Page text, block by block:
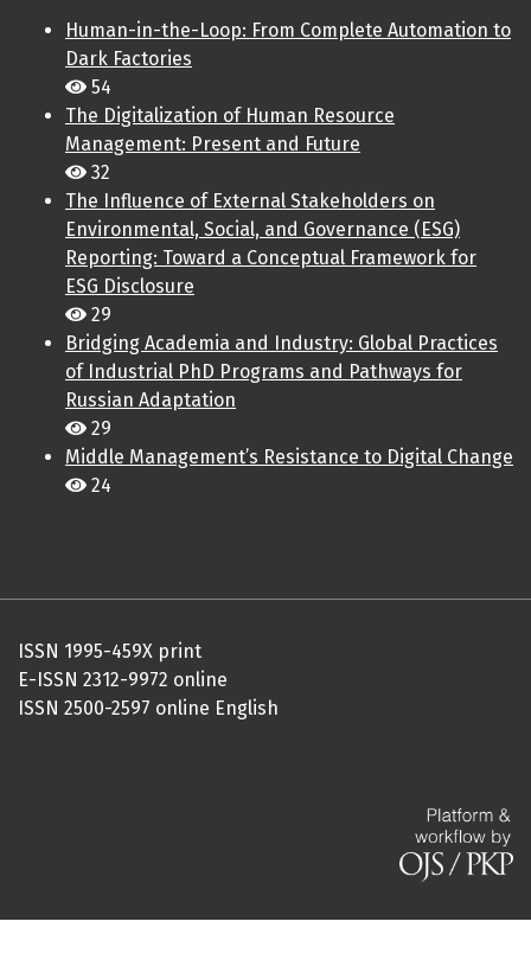
Human-in-the-Loop: From Complete Automation to
Dark Factories
54
The Digitalization of Human Resource
Management: Present and Future
32
The Influence of External Stakeholders on
Environmental, Social, and Governance (ESG)
Reporting: Toward a Conceptual Framework for
ESG Disclosure
29
Bridging Academia and Industry: Global Practices
of Industrial PhD Programs and Pathways for
Russian Adaptation
29
Middle Management’s Resistance to Digital Change
24
ISSN 1995-459X print
E-ISSN 2312-9972 online
ISSN 2500-2597 online English